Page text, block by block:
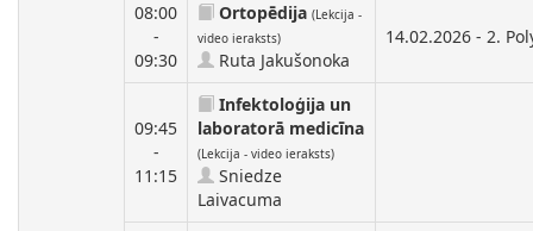
08:00
-
09:30
Ortopēdija (Lekcija -
video ieraksts)
Ruta Jakušonoka
14.02.2026 - 2.
09:45
-
11:15
Infektoloģija un
laboratorā medicīna
(Lekcija - video ieraksts)
Sniedze
Laivacuma